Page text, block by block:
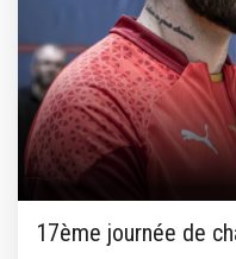
17ème journée de